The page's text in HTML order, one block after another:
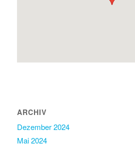
ARCHIV
Dezember 2024
Mai 2024